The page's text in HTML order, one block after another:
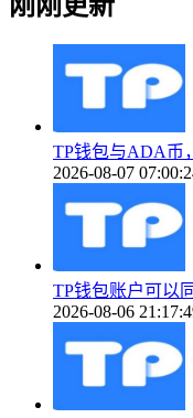
TP钱包与ADA币
2026-08-07
TP钱包账户可以
2026-08-06